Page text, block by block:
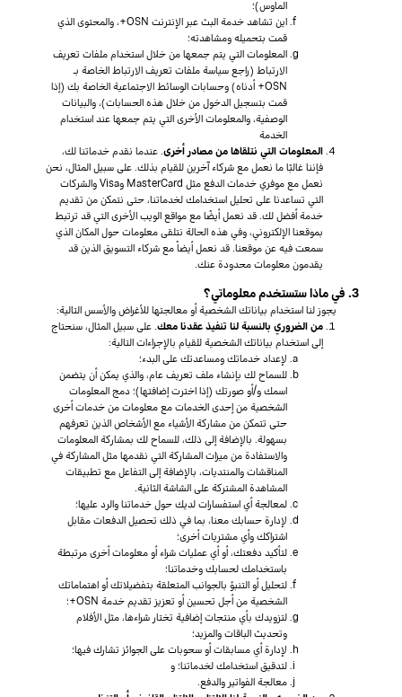
الماوس)؛
اين تشاهد خدمة البث عبر الإنترنت OSN+، والمحتوى الذي
قمت بتحميله ومشاهدته؛
المعلومات التي يتم جمعها من خلال استخدام ملفات تعريف
الارتباط (راجع سياسة ملفات تعريف الارتباط الخاصة بـ
OSN+ أدناه) وحسابات الوسائط الاجتماعية الخاصة بك (إذا
قمت بتسجيل الدخول من خلال هذه الحسابات)، والبيانات
الوصفية، والمعلومات الأخرى التي يتم جمعها عند استخدام
الخدمة
المعلومات التي نتلقاها من مصادر أخرى. عندما نقدم خدماتنا لك،
فإننا غالبًا ما نعمل مع شركاء آخرين للقيام بذلك. على سبيل المثال، نحن
نعمل مع موفري خدمات الدفع مثل MasterCard وVisa والشركات
التي تساعدنا على تحليل استخدامك لخدماتنا، حتى نتمكن من تقديم
خدمة أفضل لك. قد نعمل أيضًا مع مواقع الويب الأخرى التي قد ترتبط
بموقعنا الإلكتروني، وفي هذه الحالة نتلقى معلومات حول المكان الذي
سمعت فيه عن موقعنا. قد نعمل أيضاً مع شركاء التسويق الذين قد
يقدمون معلومات محدودة عنك.
3. في ماذا ستستخدم معلوماتي؟
يجوز لنا استخدام بياناتك الشخصية أو معالجتها للأغراض والأسس التالية:
من الضروري بالنسبة لنا تنفيذ عقدنا معك. على سبيل المثال، سنحتاج
إلى استخدام بياناتك الشخصية للقيام بالإجراءات التالية:
لإعداد خدماتك ومساعدتك على البدء؛
للسماح لك بإنشاء ملف تعريف عام، والذي يمكن أن يتضمن
اسمك و/أو صورتك (إذا اخترت إضافتها)؛ دمج المعلومات
الشخصية من إحدى الخدمات مع معلومات من خدمات أخرى
حتى تتمكن من مشاركة الأشياء مع الأشخاص الذين تعرفهم
بسهولة. بالإضافة إلى ذلك، للسماح لك بمشاركة المعلومات
والاستفادة من ميزات المشاركة التي نقدمها مثل المشاركة في
المناقشات والمنتديات، بالإضافة إلى التفاعل مع تطبيقات
المشاهدة المشتركة على الشاشة الثانية.
لمعالجة أي استفسارات لديك حول خدماتنا والرد عليها؛
لإدارة حسابك معنا، بما في ذلك تحصيل الدفعات مقابل
اشتراكك وأي مشتريات أخرى؛
لتأكيد دفعتك، أو أي عمليات شراء أو معلومات أخرى مرتبطة
باستخدامك لحسابك وخدماتنا؛
لتحليل أو التنبؤ بالجوانب المتعلقة بتفضيلاتك أو اهتماماتك
الشخصية من أجل تحسين أو تعزيز تقديم خدمة OSN+؛
لتزويدك بأي منتجات إضافية تختار شراءها، مثل الأفلام
وتحديث الباقات والمزيد؛
لإدارة أي مسابقات أو سحوبات على الجوائز تشارك فيها؛
لتدقيق استخدامك لخدماتنا؛ و
معالجة الفواتير والدفع.